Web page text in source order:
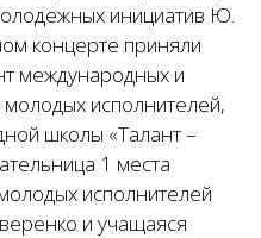
инициатив Ю.
концерте приняли
международных и
молодых исполнителей,
школы «Талант –
1 места
исполнителей
и учащаяся